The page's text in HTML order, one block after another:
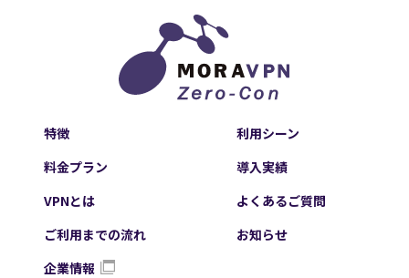
特徴
利用シーン
料金プラン
導入実績
VPNとは
よくあるご質問
ご利用までの流れ
お知らせ
企業情報